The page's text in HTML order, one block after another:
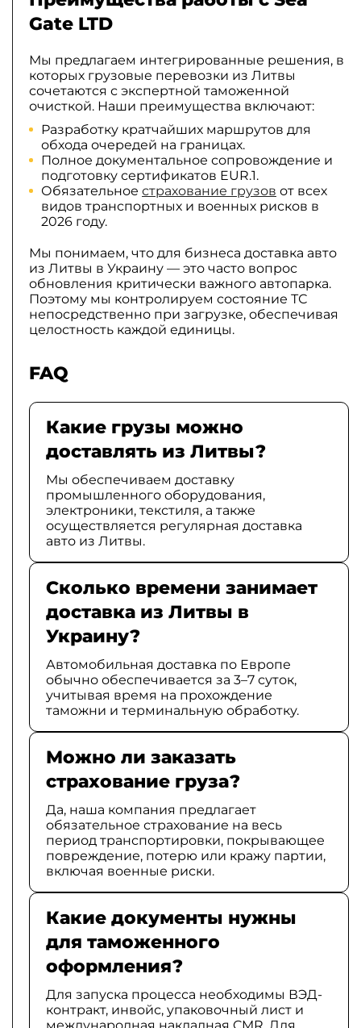
Gate LTD
Мы предлагаем интегрированные решения, в
которых грузовые перевозки из Литвы
сочетаются с экспертной таможенной
очисткой. Наши преимущества включают:
Разработку кратчайших маршрутов для
обхода очередей на границах.
Полное документальное сопровождение и
подготовку сертификатов EUR.1.
Обязательное страхование грузов от всех
видов транспортных и военных рисков в
2026 году.
Мы понимаем, что для бизнеса доставка авто
из Литвы в Украину — это часто вопрос
обновления критически важного автопарка.
Поэтому мы контролируем состояние ТС
непосредственно при загрузке, обеспечивая
целостность каждой единицы.
FAQ
Какие грузы можно
доставлять из Литвы?
Мы обеспечиваем доставку
промышленного оборудования,
электроники, текстиля, а также
осуществляется регулярная доставка
авто из Литвы.
Сколько времени занимает
доставка из Литвы в
Украину?
Автомобильная доставка по Европе
обычно обеспечивается за 3–7 суток,
учитывая время на прохождение
таможни и терминальную обработку.
Можно ли заказать
страхование груза?
Да, наша компания предлагает
обязательное страхование на весь
период транспортировки, покрывающее
повреждение, потерю или кражу партии,
включая военные риски.
Какие документы нужны
для таможенного
оформления?
Для запуска процесса необходимы ВЭД-
контракт, инвойс, упаковочный лист и